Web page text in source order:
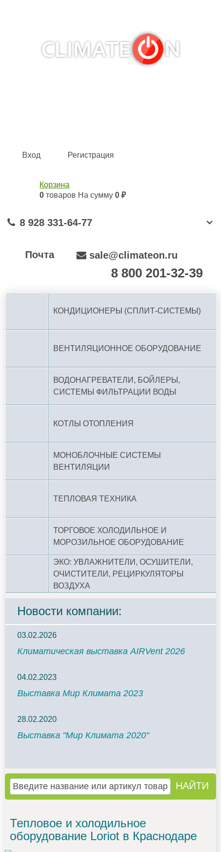
Вход Регистрация
Корзина
0 товаров На сумму 0 ₽
8 928 331-64-77
Почта sale@climateon.ru
8 800 201-32-39
КОНДИЦИОНЕРЫ (СПЛИТ-СИСТЕМЫ)
ВЕНТИЛЯЦИОННОЕ ОБОРУДОВАНИЕ
ВОДОНАГРЕВАТЕЛИ, БОЙЛЕРЫ,
СИСТЕМЫ ФИЛЬТРАЦИИ ВОДЫ
КОТЛЫ ОТОПЛЕНИЯ
МОНОБЛОЧНЫЕ СИСТЕМЫ
ВЕНТИЛЯЦИИ
ТЕПЛОВАЯ ТЕХНИКА
ТОРГОВОЕ ХОЛОДИЛЬНОЕ И
МОРОЗИЛЬНОЕ ОБОРУДОВАНИЕ
ЭКО: УВЛАЖНИТЕЛИ, ОСУШИТЕЛИ,
ОЧИСТИТЕЛИ, РЕЦИРКУЛЯТОРЫ
ВОЗДУХА
Новости компании:
03.02.2026
Климатическая выставка AIRVent 2026
04.02.2023
Выставка Мир Климата 2023
28.02.2020
Выставка "Мир Климата 2020"
Тепловое и холодильное
оборудование Loriot в Краснодаре